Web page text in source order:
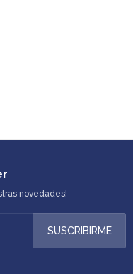
novedades!
SUSCRIBIRME